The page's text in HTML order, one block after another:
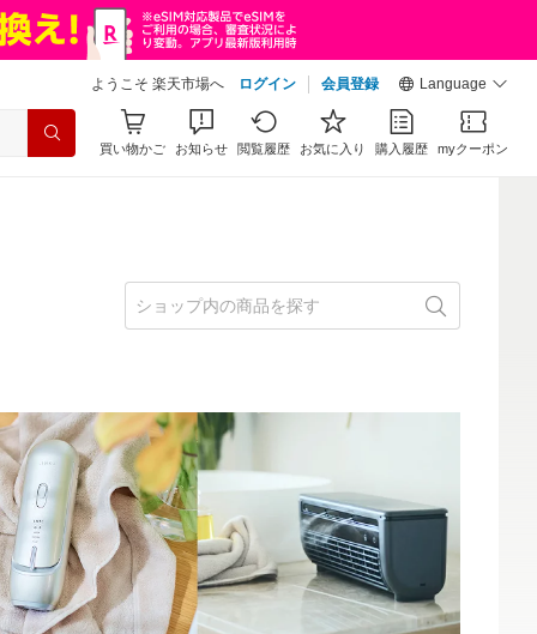
ようこそ 楽天市場へ ログイン 会員登録 Language
買い物かご お知らせ 閲覧履歴 お気に入り 購入履歴 myクーポン